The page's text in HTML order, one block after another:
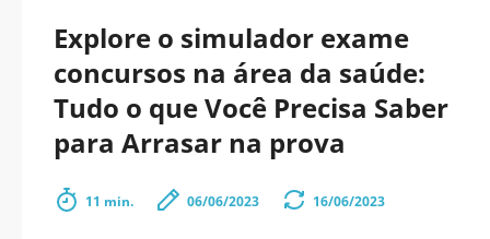
Explore o simulador exame
concursos na área da saúde:
Tudo o que Você Precisa Saber
para Arrasar na prova
11 min. 06/06/2023 16/06/2023